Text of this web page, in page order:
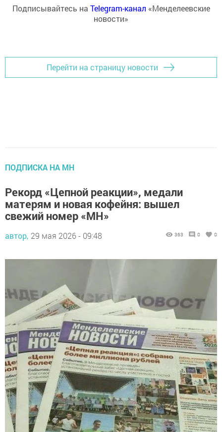
Подписывайтесь на Telegram-канал «Менделеевские
новости»
Перейти на страницу новости
ПОДПИСКА НА МН
Рекорд «Цепной реакции», медали
матерям и новая кофейня: вышел
свежий номер «МН»
автор, 29 мая 2026 - 09:48 363 0 0